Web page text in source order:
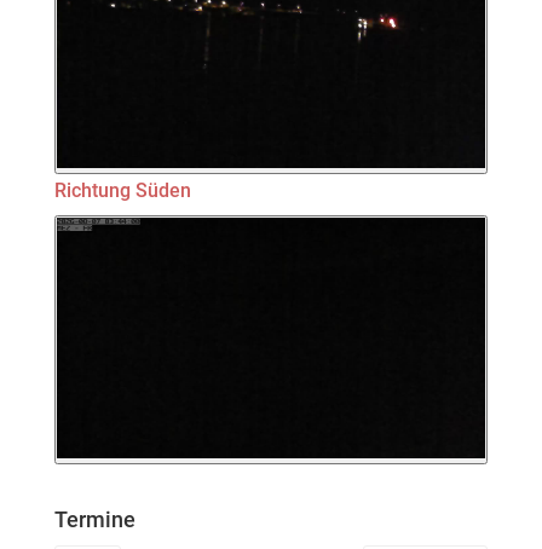
Richtung Süden
Termine